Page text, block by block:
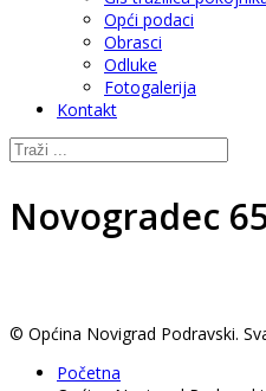
Opći podaci
Obrasci
Odluke
Fotogalerija
Kontakt
Novogradec
© Općina Novigrad Podravski.
Početna